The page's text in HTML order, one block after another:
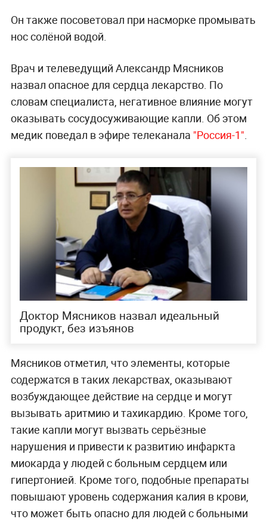
Он также посоветовал при насморке промывать
нос солёной водой.
Врач и телеведущий Александр Мясников
назвал опасное для сердца лекарство. По
словам специалиста, негативное влияние могут
оказывать сосудосуживающие капли. Об этом
медик поведал в эфире телеканала "Россия-1".
Доктор Мясников назвал идеальный
продукт, без изъянов
Мясников отметил, что элементы, которые
содержатся в таких лекарствах, оказывают
возбуждающее действие на сердце и могут
вызывать аритмию и тахикардию. Кроме того,
такие капли могут вызвать серьёзные
нарушения и привести к развитию инфаркта
миокарда у людей с больным сердцем или
гипертонией. Кроме того, подобные препараты
повышают уровень содержания калия в крови,
что может быть опасно для людей с больными